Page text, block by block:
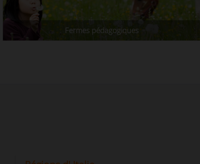
Fermes pédagogiques